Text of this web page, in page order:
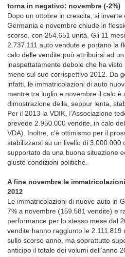
torna in negativo: novembre (-2%)
Dopo un ottobre in crescita, si inverte
Germania e novembre chiude in
scorso, con 254.651 unità. Gli 11
2.737.111 auto vendute e portano la
calo delle vendite può attribuirsi ad
inaspettatamente debole che ha
meno sul suo corrispettivo 2012. Da
infatti, le immatricolazioni di auto
mentre tra luglio e novembre il calo è
dimostrazione della, seppur lenta,
Per il 2013 la VDIK, l’Associazione
prevede 2.950.000 vendite, in calo
VDA). Inoltre, c’è ottimismo per il
stabilizzarsi su un livello di 3.000.000
supportato da una buona situazione
giuste condizioni politiche.
A fine novembre le
2012
Le immatricolazioni di nuove auto in
7% a novembre (159.581 vendite) e
performance per lo stesso mese dal
vendite hanno raggiunto le 2.111.819
sullo scorso anno, ma soprattutto
anticipo il totale dei volumi dell’anno